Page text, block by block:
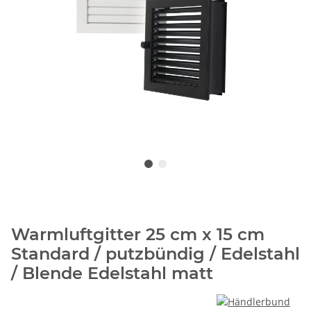
Warmluftgitter 25 cm x 15 cm
Standard / putzbündig / Edelstahl
/ Blende Edelstahl matt